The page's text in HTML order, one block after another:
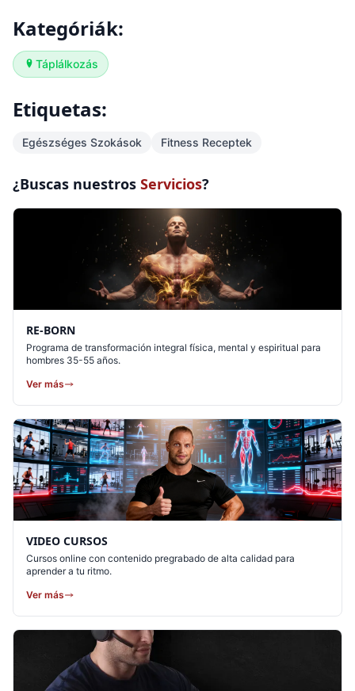
Kategóriák:
Táplálkozás
Etiquetas:
Egészséges Szokások Fitness Receptek
¿Buscas nuestros Servicios?
RE-BORN
Programa de transformación integral física, mental y espiritual para
hombres 35-55 años.
Ver más
VIDEO CURSOS
Cursos online con contenido pregrabado de alta calidad para
aprender a tu ritmo.
Ver más